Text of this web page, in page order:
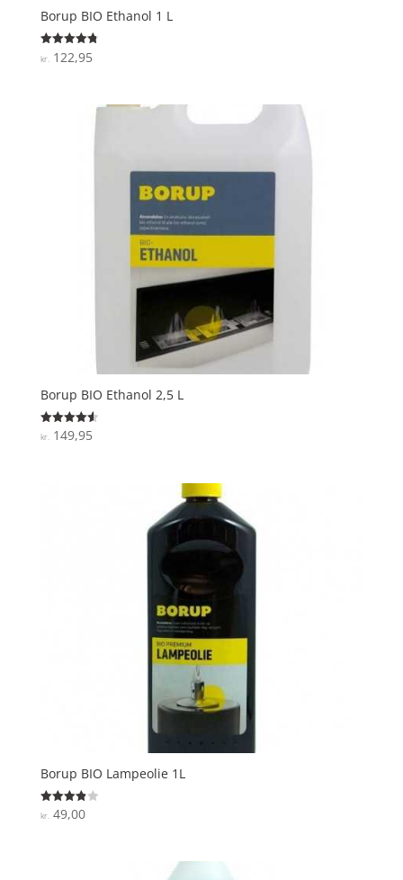
Borup BIO Ethanol 1 L
Vurderet
4.8
kr. 122,95
Borup BIO Ethanol 2,5 L
Vurderet
4.6
kr.149,95
Borup BIO Lampeolie 1L
Vurderet
3.9
kr.49,00